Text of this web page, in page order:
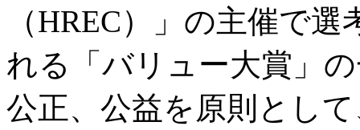
（HREC）」の主催で
れる「バリュー大賞」
公正、公益を原則とし